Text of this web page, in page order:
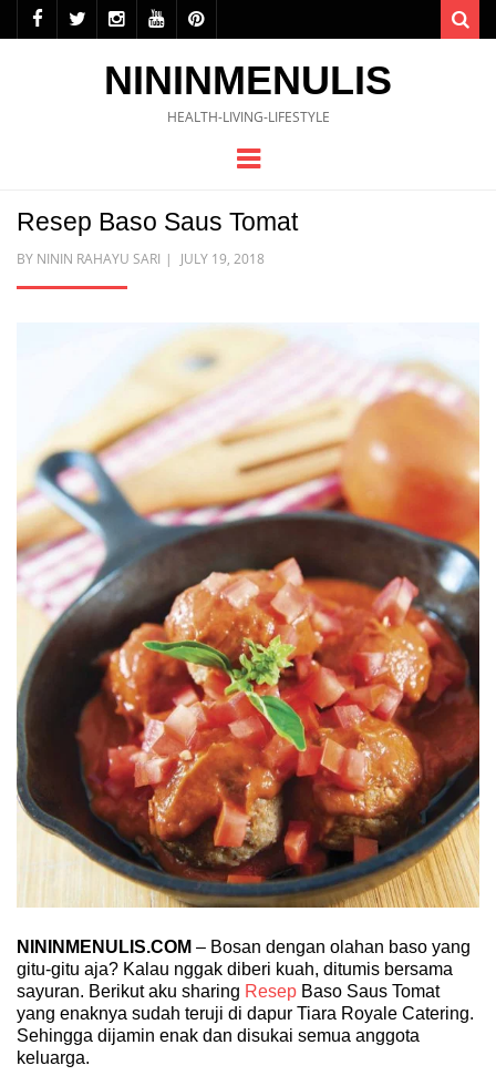
NININMENULIS
HEALTH-LIVING-LIFESTYLE
Menu
Resep Baso Saus Tomat
BY NININ RAHAYU SARI
POSTED
JULY 19, 2018
NININMENULIS.COM – Bosan dengan olahan baso yang
gitu-gitu aja? Kalau nggak diberi kuah, ditumis bersama
sayuran. Berikut aku sharing Resep Baso Saus Tomat
yang enaknya sudah teruji di dapur Tiara Royale Catering.
Sehingga dijamin enak dan disukai semua anggota
keluarga.